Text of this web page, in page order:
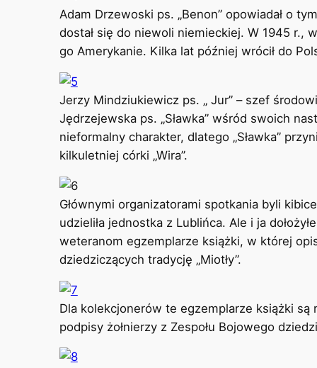
Adam Drzewoski ps. „Benon” opowiadał o
dostał się do niewoli niemieckiej. W 1945 r.,
go Amerykanie. Kilka lat później wrócił do
Jerzy Mindziukiewicz ps. „ Jur” – szef
Jędrzejewska ps. „Sławka” wśród swoich
nieformalny charakter, dlatego „Sławka”
kilkuletniej córki „Wira”.
Głównymi organizatorami spotkania byli
udzieliła jednostka z Lublińca. Ale i ja
weteranom egzemplarze książki, w której
dziedziczących tradycję „Miotły”.
Dla kolekcjonerów te egzemplarze książki są
podpisy żołnierzy z Zespołu Bojowego